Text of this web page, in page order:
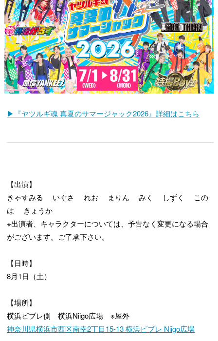
▶『ヤツルギ魂 真夏のサマージャック2026』詳細はこちら
【出演】
きゃすみる いぐさ れお まりん みく しずく この
は きょうか
※出演者、キャラクターについては、予告なく変更になる場合
がございます。ご了承下さい。
【日時】
8月1日（土）
【場所】
横浜ビブレ側 横浜Niigo広場 ※屋外
神奈川県横浜市西区南幸2丁目15-13 横浜ビブレ Niigo広場